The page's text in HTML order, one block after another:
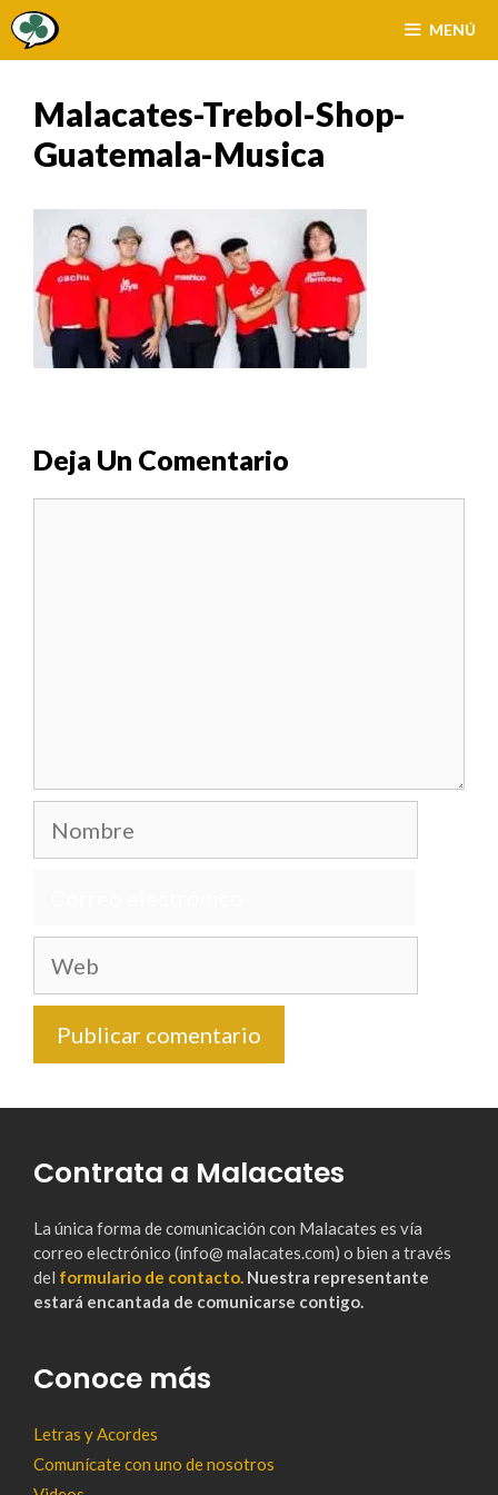
Saltar
MENÚ
Malacates-Trebol-Shop-
Guatemala-Musica
Deja Un Comentario
Nombre
Web
Contrata a Malacates
La única forma de comunicación con Malacates es vía
correo electrónico (info@ malacates.com) o bien a través
del formulario de contacto. Nuestra representante
estará encantada de comunicarse contigo.
Conoce más
Letras y Acordes
Comunícate con uno de nosotros